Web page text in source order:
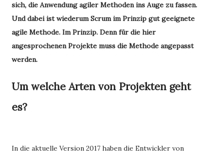
sich, die Anwendung agiler Methoden ins Auge zu fassen.
Und dabei ist wiederum Scrum im Prinzip gut geeignete
agile Methode. Im Prinzip. Denn für die hier
angesprochenen Projekte muss die Methode angepasst
werden.
Um welche Arten von Projekten geht
es?
In die aktuelle Version 2017 haben die Entwickler von